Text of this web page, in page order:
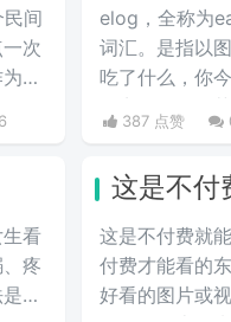
间
次
一
elog，全称为
词汇。是指以
吃了什么，你
387 点赞
看
疼
看
这是不付
这是不付费就
付费才能看的
好看的图片或